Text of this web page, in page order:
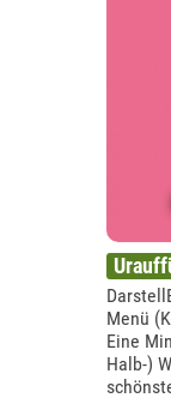
Menü
Eine
Halb-)